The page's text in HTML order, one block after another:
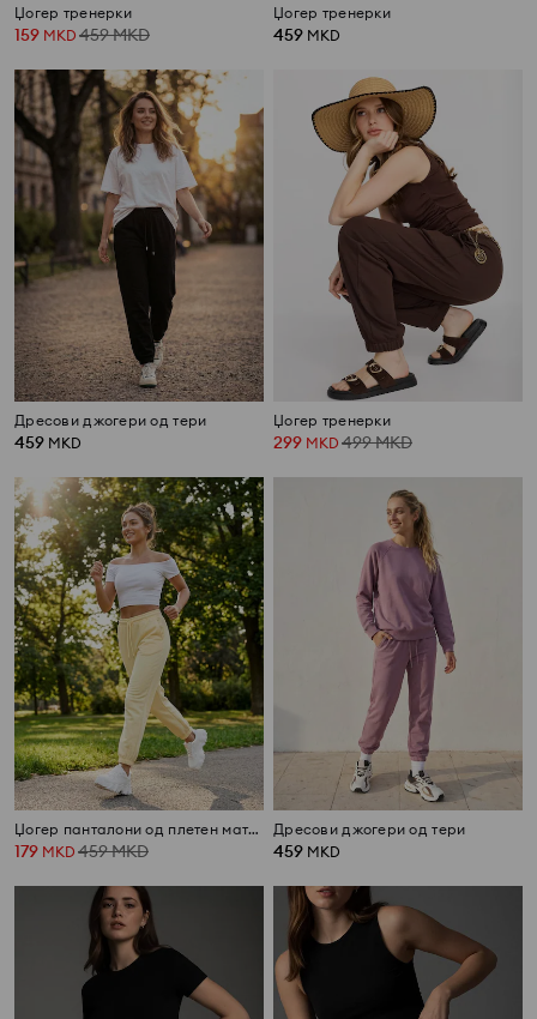
Џогер тренерки
159 MKD 459MKD
Џогер тренерки
459 MKD
Дресови джогери од тери
459 MKD
Џогер тренерки
299 MKD 499MKD
Џогер панталони од плетен материјал terry
179 MKD 459MKD
Дресови джогери од тери
459 MKD